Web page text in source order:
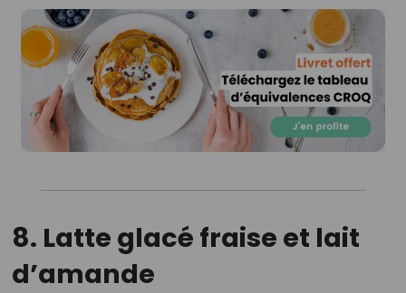
8. Latte glacé fraise et lait
d’amande